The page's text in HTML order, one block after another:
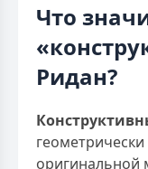
Что
Ридан?
оригинальной